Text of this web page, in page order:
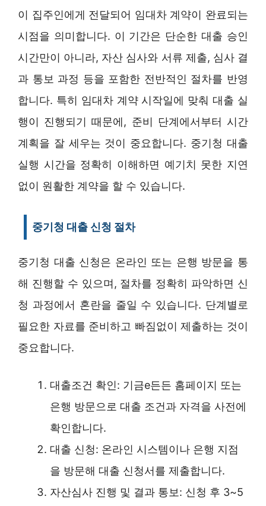
이 집주인에게 전달되어 임대차 계약이 완료되는
시점을 의미합니다. 이 기간은 단순한 대출 승인
시간만이 아니라, 자산 심사와 서류 제출, 심사 결
과 통보 과정 등을 포함한 전반적인 절차를 반영
합니다. 특히 임대차 계약 시작일에 맞춰 대출 실
행이 진행되기 때문에, 준비 단계에서부터 시간
계획을 잘 세우는 것이 중요합니다. 중기청 대출
실행 시간을 정확히 이해하면 예기치 못한 지연
없이 원활한 계약을 할 수 있습니다.
중기청 대출 신청 절차
중기청 대출 신청은 온라인 또는 은행 방문을 통
해 진행할 수 있으며, 절차를 정확히 파악하면 신
청 과정에서 혼란을 줄일 수 있습니다. 단계별로
필요한 자료를 준비하고 빠짐없이 제출하는 것이
중요합니다.
대출조건 확인: 기금e든든 홈페이지 또는
은행 방문으로 대출 조건과 자격을 사전에
확인합니다.
대출 신청: 온라인 시스템이나 은행 지점
을 방문해 대출 신청서를 제출합니다.
자산심사 진행 및 결과 통보: 신청 후 3~5